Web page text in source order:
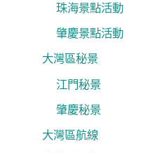
珠海景點活動
肇慶景點活動
大灣區秘景
江門秘景
肇慶秘景
大灣區航線